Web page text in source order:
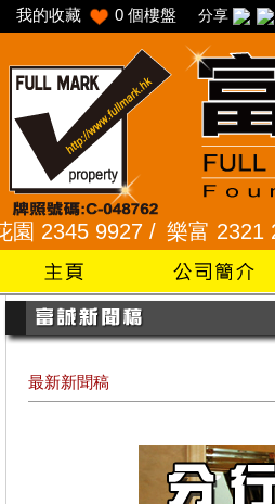
我的收藏 0 個樓盤 分享
9927 /樂富 2321 2287 /
最新新聞稿